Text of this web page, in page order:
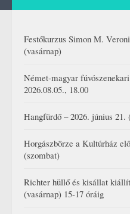
Festőkurzus Simon M.
(vasárnap)
Német-magyar
2026.08.05., 18.00
Hangfürdő – 2026. június 21.
Horgászbörze a Kultúrház
(szombat)
Richter hüllő és kisállat
(vasárnap) 15-17 óráig